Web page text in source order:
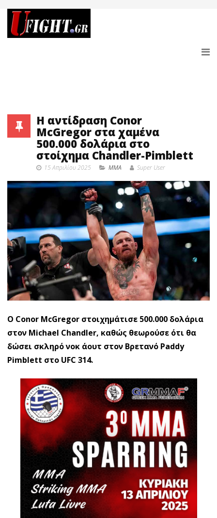
Η αντίδραση Conor
McGregor στα χαμένα
500.000 δολάρια στο
στοίχημα Chandler-Pimblett
15 Απριλίου 2025 MMA Super User
Ο Conor McGregor στοιχημάτισε 500.000 δολάρια
στον Michael Chandler, καθώς θεωρούσε ότι θα
δώσει σκληρό νοκ άουτ στον Βρετανό Paddy
Pimblett στο UFC 314.